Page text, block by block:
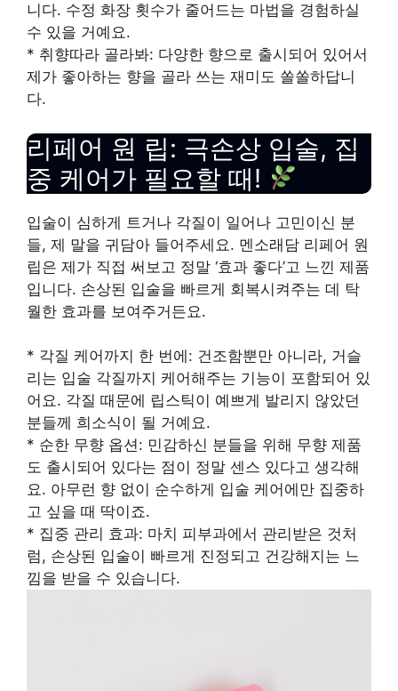
니다. 수정 화장 횟수가 줄어드는 마법을 경험하실
수 있을 거예요.
* 취향따라 골라봐: 다양한 향으로 출시되어 있어서
제가 좋아하는 향을 골라 쓰는 재미도 쏠쏠하답니
다.
리페어 원 립: 극손상 입술, 집
중 케어가 필요할 때!
입술이 심하게 트거나 각질이 일어나 고민이신 분
들, 제 말을 귀담아 들어주세요. 멘소래담 리페어 원
립은 제가 직접 써보고 정말 ‘효과 좋다’고 느낀 제품
입니다. 손상된 입술을 빠르게 회복시켜주는 데 탁
월한 효과를 보여주거든요.
* 각질 케어까지 한 번에: 건조함뿐만 아니라, 거슬
리는 입술 각질까지 케어해주는 기능이 포함되어 있
어요. 각질 때문에 립스틱이 예쁘게 발리지 않았던
분들께 희소식이 될 거예요.
* 순한 무향 옵션: 민감하신 분들을 위해 무향 제품
도 출시되어 있다는 점이 정말 센스 있다고 생각해
요. 아무런 향 없이 순수하게 입술 케어에만 집중하
고 싶을 때 딱이죠.
* 집중 관리 효과: 마치 피부과에서 관리받은 것처
럼, 손상된 입술이 빠르게 진정되고 건강해지는 느
낌을 받을 수 있습니다.